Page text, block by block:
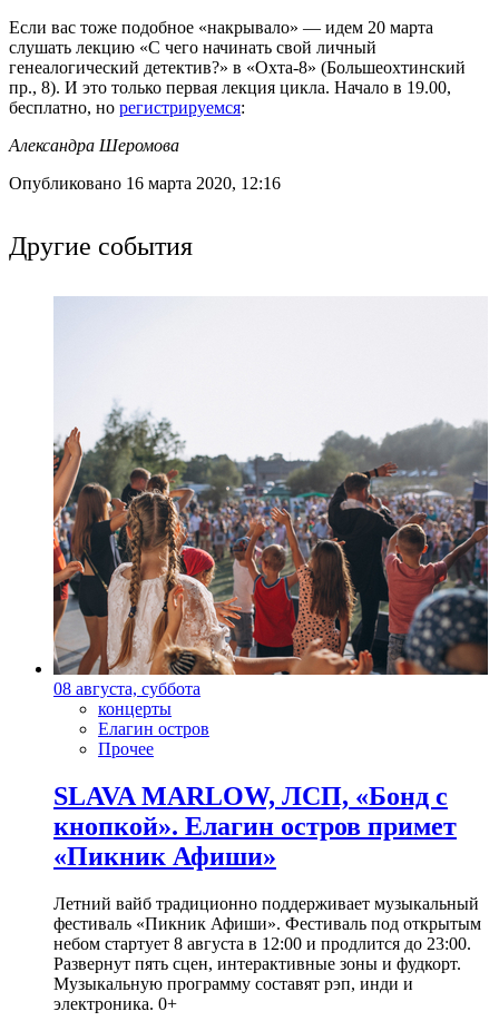
Если вас тоже подобное «накрывало» — идем 20 марта
слушать лекцию «С чего начинать свой личный
генеалогический детектив?» в «Охта-8» (Большеохтинский
пр., 8). И это только первая лекция цикла. Начало в 19.00,
бесплатно, но регистрируемся:
Александра Шеромова
Опубликовано 16 марта 2020, 12:16
Другие события
08 августа, суббота
концерты
Елагин остров
Прочее
SLAVA MARLOW, ЛСП, «Бонд с
кнопкой». Елагин остров примет
«Пикник Афиши»
Летний вайб традиционно поддерживает музыкальный
фестиваль «Пикник Афиши». Фестиваль под открытым
небом стартует 8 августа в 12:00 и продлится до 23:00.
Развернут пять сцен, интерактивные зоны и фудкорт.
Музыкальную программу составят рэп, инди и
электроника. 0+